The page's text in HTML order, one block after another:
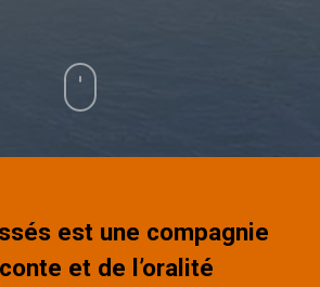
est une compagnie
et de l’oralité